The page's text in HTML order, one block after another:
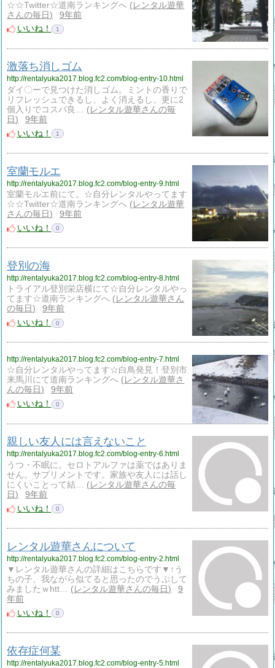
☆☆Twitter☆道南ランキングへ
レンタル遊華
さんの毎日
9年前
いいね！
1
激落ち消しゴム
http://rentalyuka2017.blog.fc2.com/blog-entry-10.html
ダイ〇ーで見つけた消しゴム。ミントの香りで
リフレッシュできるし、よく消えるし、更に2
個入りでコスパ良…
レンタル遊華さんの毎
日
9年前
いいね！
1
室蘭モルエ
http://rentalyuka2017.blog.fc2.com/blog-entry-9.html
室蘭モルエ前にて。☆自分レンタルやってます
☆☆Twitter☆道南ランキングへ
レンタル遊華
さんの毎日
9年前
いいね！
0
登別の海
http://rentalyuka2017.blog.fc2.com/blog-entry-8.html
トライアル登別栄店横にて☆自分レンタルやっ
てます☆道南ランキングへ
レンタル遊華さん
の毎日
9年前
いいね！
0
http://rentalyuka2017.blog.fc2.com/blog-entry-7.html
☆自分レンタルやってます☆白鳥発見！登別市
来馬川にて道南ランキングへ
レンタル遊華さ
んの毎日
9年前
いいね！
0
親しい友人には言えないこと
http://rentalyuka2017.blog.fc2.com/blog-entry-6.html
うつ・不眠に。セロトアルファは薬ではありま
せん。サプリメントです。家族や友人には話し
にくいことって結…
レンタル遊華さんの毎
日
9年前
いいね！
0
レンタル遊華さんについて
http://rentalyuka2017.blog.fc2.com/blog-entry-2.html
▼レンタル遊華さんの詳細はこちらです▼↑う
ちの子、我ながら似てると思ったのでうぷして
みましたｗhtt…
レンタル遊華さんの毎日
9
年前
いいね！
0
依存症何某
http://rentalyuka2017.blog.fc2.com/blog-entry-5.html